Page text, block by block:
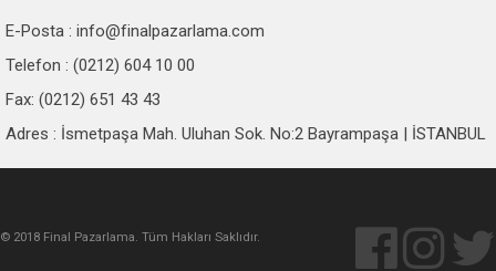
E-Posta : info@finalpazarlama.com
Telefon : (0212) 604 10 00
Fax: (0212) 651 43 43
Adres : İsmetpaşa Mah. Uluhan Sok. No:2 Bayrampaşa | İSTANBUL
© 2018 Final Pazarlama. Tüm Hakları Saklıdır.